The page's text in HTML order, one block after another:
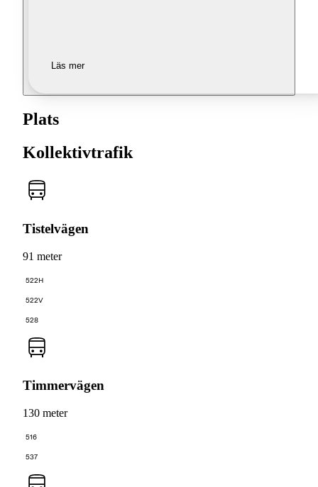
Läs mer
Plats
Kollektivtrafik
Tistelvägen
91 meter
522H
522V
528
Timmervägen
130 meter
516
537